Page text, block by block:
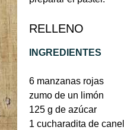
RELLENO
INGREDIENTES
6 manzanas rojas
zumo de un limón
125 g de azúcar
1 cucharadita de